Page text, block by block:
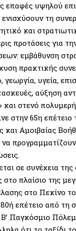
επαφές υψηλού
ενισχύσουν τη
και
προτάσεις για
εμβάθυνση
πρακτικής
γεωργία, υγεία,
αύξηση
στενό
στην 65η
και Αμοιβαίας
σε συνέχεια
στο πλαίσιο της
στο Πεκίνο
επέτειο από τη
Παγκόσμιο